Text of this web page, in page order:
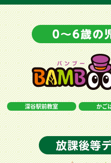
深谷駅前教室 かご